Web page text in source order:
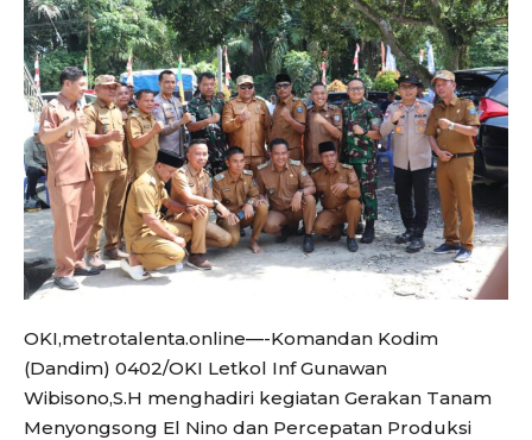
OKI,metrotalenta.online—-Komandan Kodim
(Dandim) 0402/OKI Letkol Inf Gunawan
Wibisono,S.H menghadiri kegiatan Gerakan Tanam
Menyongsong El Nino dan Percepatan Produksi